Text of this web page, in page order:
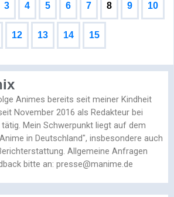
3 4 5 6 7 8 9 10
12 13 14 15
Animes bereits seit meiner Kindheit
November 2016 als Redakteur bei
Mein Schwerpunkt liegt auf dem
in Deutschland", insbesondere auch
Allgemeine Anfragen
bitte an: presse@manime.de